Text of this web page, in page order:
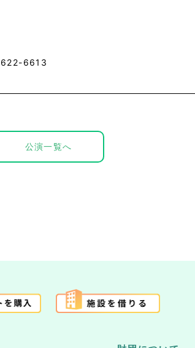
6613
公演一覧へ